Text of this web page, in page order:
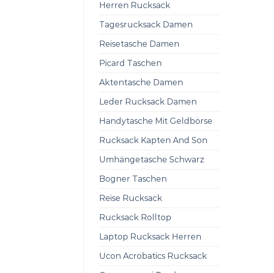
Herren Rucksack
Tagesrucksack Damen
Reisetasche Damen
Picard Taschen
Aktentasche Damen
Leder Rucksack Damen
Handytasche Mit Geldbörse
Rucksack Kapten And Son
Umhängetasche Schwarz
Bogner Taschen
Reise Rucksack
Rucksack Rolltop
Laptop Rucksack Herren
Ucon Acrobatics Rucksack